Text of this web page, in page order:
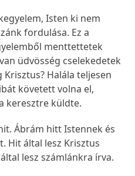
Isten ki nem
fordulása. Ez a
menttettetek
üdvösség cselekedetek
Halála teljesen
követett volna el,
keresztre küldte.
Ábrám hitt Istennek és
Hit által lesz Krisztus
lesz számlánkra írva.